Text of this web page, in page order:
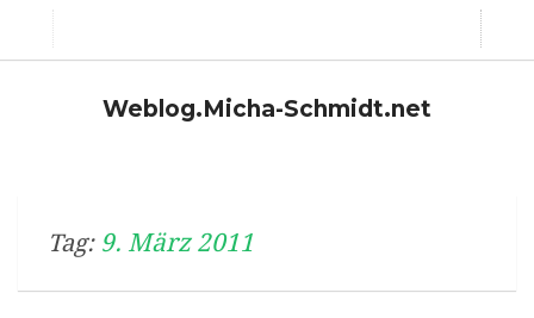
Weblog.Micha-Schmidt.net
Tag: 9. März 2011